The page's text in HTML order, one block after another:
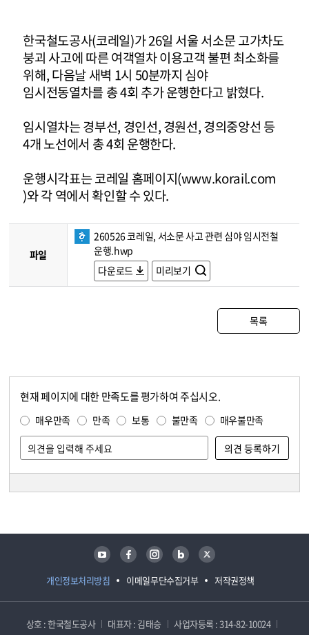
한국철도공사(코레일)가 26일 서울 서소문 고가차도
붕괴 사고에 따른 여객열차 이용고객 불편 최소화를
위해, 다음날 새벽 1시 50분까지 심야
임시전동열차를 총 4회 추가 운행한다고 밝혔다.
임시열차는 경부선, 경인선, 경원선, 경의중앙선 등
4개 노선에서 총 4회 운행한다.
운행시각표는 코레일 홈페이지(www.korail.com
)와 각 역에서 확인할 수 있다.
파일
260526 코레일, 서소문 사고 관련 심야 임시전철
운행.hwp
다운로드
미리보기
목록
현재 페이지에 대한 만족도를 평가하여 주십시오.
매우만족 만족 보통 불만족 매우불만족
개인정보처리방침 이메일무단수집거부 저작권정책
유튜브 페이스북 인스타그램 블로그 트위터
상호 : 한국철도공사 대표자 : 김태승
사업자등록 : 314-82-10024